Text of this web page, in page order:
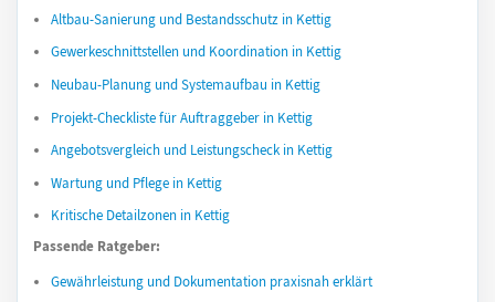
Altbau-Sanierung und Bestandsschutz in Kettig
Gewerkeschnittstellen und Koordination in Kettig
Neubau-Planung und Systemaufbau in Kettig
Projekt-Checkliste für Auftraggeber in Kettig
Angebotsvergleich und Leistungscheck in Kettig
Wartung und Pflege in Kettig
Kritische Detailzonen in Kettig
Passende Ratgeber:
Gewährleistung und Dokumentation praxisnah erklärt